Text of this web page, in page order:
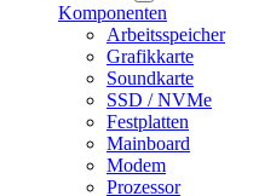
Komponenten
Arbeitsspeicher
Grafikkarte
Soundkarte
SSD / NVMe
Festplatten
Mainboard
Modem
Prozessor